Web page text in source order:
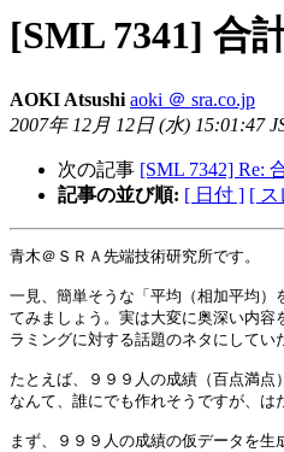
[SML 7341] 合
AOKI Atsushi aoki ＠ sra.co.jp
2007年 12月 12日 (水) 15:01:47
次の記事 [SML 7342] Re:
記事の並び順: [ 日付 ] [ ス
青木＠ＳＲＡ先端技術研究所です。
一見、簡単そうな「平均（相加平均）
てみましょう。実は大変に奥深い内容
ラミングに対する話題のネタにしてい
たとえば、９９９人の成績（百点満点
なんて、誰にでも作れそうですが、は
まず、９９９人の成績の仮データを生